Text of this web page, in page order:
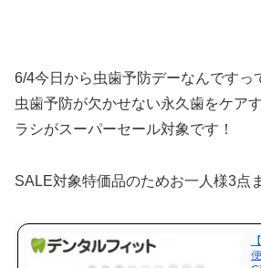
6/4今日から虫歯予防デーなんですっ
虫歯予防が欠かせない永久歯をケア
ラシがスーパーセール対象です！
SALE対象特価品のためお一人様3点